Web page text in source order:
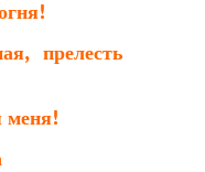
прелесть
меня!